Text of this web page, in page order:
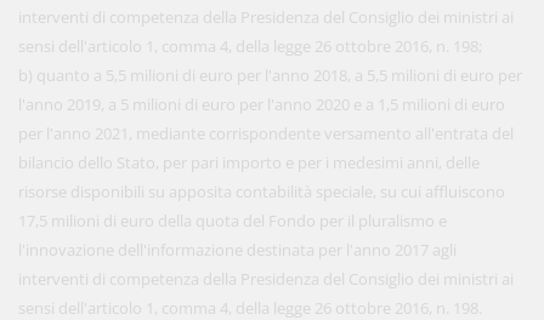
interventi di competenza della Presidenza del Consiglio dei ministri ai
sensi dell'articolo 1, comma 4, della legge 26 ottobre 2016, n. 198;
b) quanto a 5,5 milioni di euro per l'anno 2018, a 5,5 milioni di euro per
l'anno 2019, a 5 milioni di euro per l'anno 2020 e a 1,5 milioni di euro
per l'anno 2021, mediante corrispondente versamento all'entrata del
bilancio dello Stato, per pari importo e per i medesimi anni, delle
risorse disponibili su apposita contabilità speciale, su cui affluiscono
17,5 milioni di euro della quota del Fondo per il pluralismo e
l'innovazione dell'informazione destinata per l'anno 2017 agli
interventi di competenza della Presidenza del Consiglio dei ministri ai
sensi dell'articolo 1, comma 4, della legge 26 ottobre 2016, n. 198.